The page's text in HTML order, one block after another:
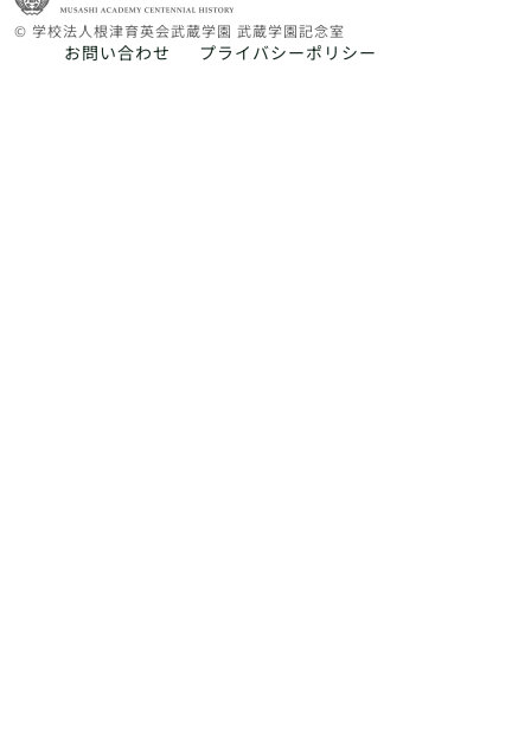
© 学校法人根津育英会武蔵学園 武蔵学園記念室
お問い合わせ プライバシーポリシー